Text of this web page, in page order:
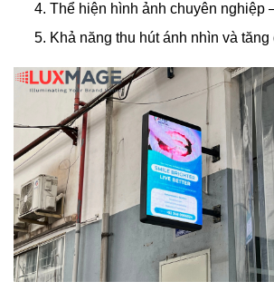
Thể hiện hình ảnh chuyên nghiệp
Khả năng thu hút ánh nhìn và tăng